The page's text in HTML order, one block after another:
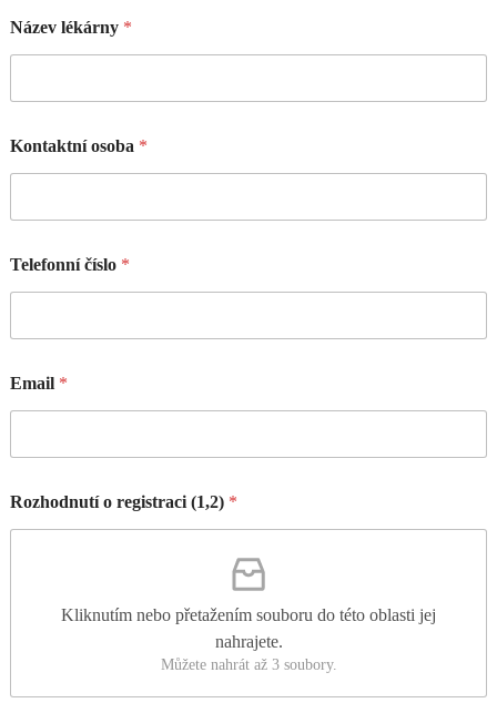
Název lékárny *
Kontaktní osoba *
Telefonní číslo *
Email *
Rozhodnutí o registraci (1,2) *
Kliknutím nebo přetažením souboru do této oblasti jej
nahrajete.
Můžete nahrát až 3 soubory.